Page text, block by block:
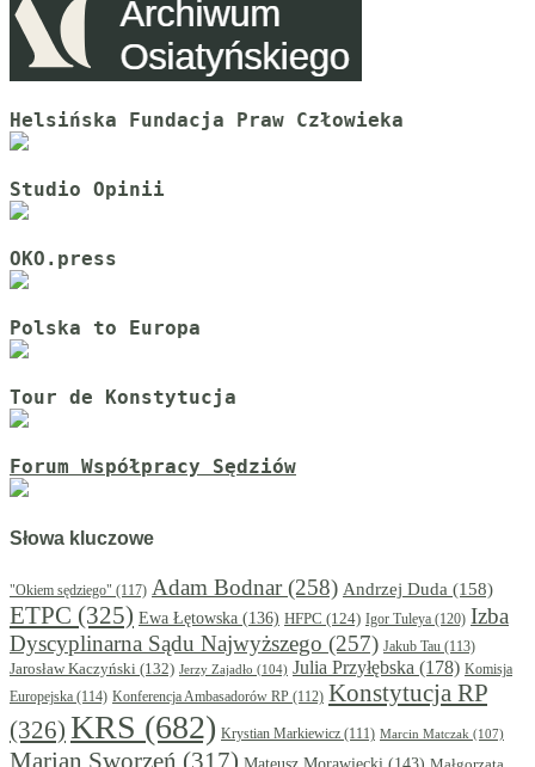
Helsińska Fundacja Praw Człowieka
Studio Opinii
OKO.press
Polska to Europa
Tour de Konstytucja
Forum Współpracy Sędziów
Słowa kluczowe
"Okiem sędziego" (117) Adam Bodnar(258) Andrzej Duda (158)
ETPC (325) Ewa Łętowska (136) HFPC (124) Igor Tuleya (120) Izba
Dyscyplinarna Sądu Najwyższego (257) Jakub Tau (113)
Jarosław Kaczyński (132) Jerzy Zajadło (104) Julia Przyłębska (178) Komisja
Europejska (114) Konferencja Ambasadorów RP (112) Konstytucja RP
(326) KRS (682) Krystian Markiewicz (111) Marcin Matczak (107)
Marian Sworzeń (317)